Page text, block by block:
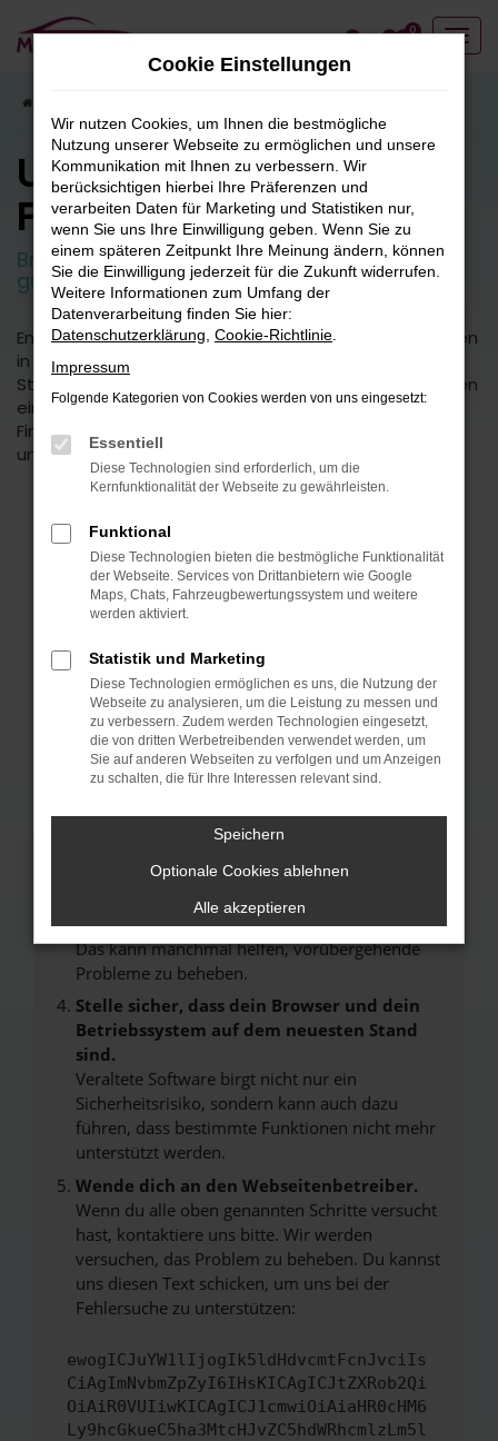
Zum
Hauptinhalt
0
Unser
Fahrzeugbestand
Breite Auswahl an attraktiven Neuwagen und
guten Gebrauchtfahrzeugen.
Entdecken Sie unsere vielfältige Auswahl an Fahrzeugen
in unserem umfangreichen Fuhrpark. Von kleinen
Stadtautos bis hin zu geräumigen SUVs bieten wir Ihnen
eine breite Palette an Fahrzeugmodellen und -typen.
Finden Sie das perfekte Fahrzeug für Ihre Bedürfnisse
und Vorlieben.
Fehler: Network Error
Beim Laden ist ein Fehler aufgetreten.
Hier sind ein paar Tipps, die dir helfen können:
Überprüfe deine Firewall und deine
Internetverbindung.
Laden andere Webseiten, zum Beispiel deine
Suchmaschine?
Prüfe deine Browsererweiterungen.
können das Laden bestimmter Seiten
verhindern. Funktioniert die Seite in einem
anderen Browser oder in einem privaten
Starte dein Gerät neu.
Das kann manchmal helfen, vorübergehende
Probleme zu beheben.
Stelle sicher, dass dein Browser und dein
Betriebssystem auf dem neuesten Stand
sind.
Veraltete Software birgt nicht nur ein
Sicherheitsrisiko, sondern kann auch dazu
führen, dass bestimmte Funktionen nicht mehr
unterstützt werden.
Wende dich an den Webseitenbetreiber.
Wenn du alle oben genannten Schritte versucht
hast, kontaktiere uns bitte. Wir werden
versuchen, das Problem zu beheben. Du kannst
uns diesen Text schicken, um uns bei der
Fehlersuche zu unterstützen:
ewogICJuYW1lIjogIk5ldHdvcmtFcnJvciIs
CiAgImNvbmZpZyI6IHsKICAgICJtZXRob2Qi
OiAiR0VUIiwKICAgICJ1cmwiOiAiaHR0cHM6
Ly9hcGkueC5ha3MtcHJvZC5hdWRhcmlzLm5l
Cookie Einstellungen
Wir nutzen Cookies, um Ihnen die bestmögliche
Nutzung unserer Webseite zu ermöglichen und unsere
Kommunikation mit Ihnen zu verbessern. Wir
berücksichtigen hierbei Ihre Präferenzen und
verarbeiten Daten für Marketing und Statistiken nur,
wenn Sie uns Ihre Einwilligung geben. Wenn Sie zu
einem späteren Zeitpunkt Ihre Meinung ändern, können
Sie die Einwilligung jederzeit für die Zukunft widerrufen.
Weitere Informationen zum Umfang der
Datenverarbeitung finden Sie hier:
Datenschutzerklärung Cookie-Richtlinie
Impressum
Folgende Kategorien von Cookies werden von uns eingesetzt:
Essentiell
Diese Technologien sind erforderlich, um die
Kernfunktionalität der Webseite zu gewährleisten.
Funktional
Diese Technologien bieten die bestmögliche Funktionalität
der Webseite. Services von Drittanbietern wie Google
Maps, Chats, Fahrzeugbewertungssystem und weitere
werden aktiviert.
Statistik und Marketing
Diese Technologien ermöglichen es uns, die Nutzung der
Webseite zu analysieren, um die Leistung zu messen und
zu verbessern. Zudem werden Technologien eingesetzt,
die von dritten Werbetreibenden verwendet werden, um
Sie auf anderen Webseiten zu verfolgen und um Anzeigen
zu schalten, die für Ihre Interessen relevant sind.
Speichern
Optionale Cookies ablehnen
Alle akzeptieren